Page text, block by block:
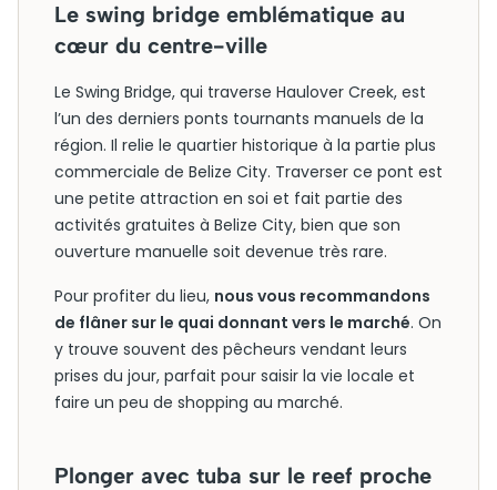
Le swing bridge emblématique au
cœur du centre-ville
Le Swing Bridge, qui traverse Haulover Creek, est
l’un des derniers ponts tournants manuels de la
région. Il relie le quartier historique à la partie plus
commerciale de Belize City. Traverser ce pont est
une petite attraction en soi et fait partie des
activités gratuites à Belize City, bien que son
ouverture manuelle soit devenue très rare.
Pour profiter du lieu, nous vous recommandons
de flâner sur le quai donnant vers le marché. On
y trouve souvent des pêcheurs vendant leurs
prises du jour, parfait pour saisir la vie locale et
faire un peu de shopping au marché.
Plonger avec tuba sur le reef proche